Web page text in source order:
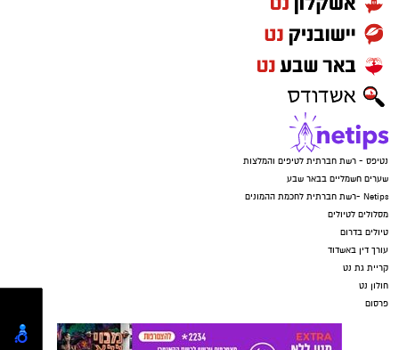
נטיפס - רשת חברתית לטיפים והמלצות
שערים חשמליים בבאר שבע
Netips -רשת חברתית לחכמת ההמונים
מסלולים לטיולים
טיולים בדרום
עורך דין באשדוד
קריית גת נט
חולון נט
פרסום